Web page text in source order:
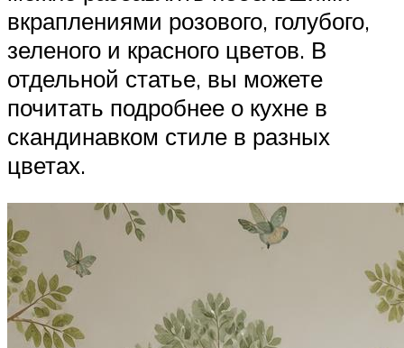
вкраплениями розового, голубого,
зеленого и красного цветов. В
отдельной статье, вы можете
почитать подробнее о кухне в
скандинавком стиле в разных
цветах.